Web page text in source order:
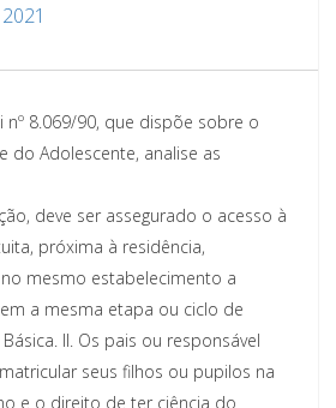
2021
nº 8.069/90, que dispõe sobre o
do Adolescente, analise as
deve ser assegurado o acesso à
próxima à residência,
mesmo estabelecimento a
a mesma etapa ou ciclo de
II. Os pais ou responsável
seus filhos ou pupilos na
e o direito de ter ciência do